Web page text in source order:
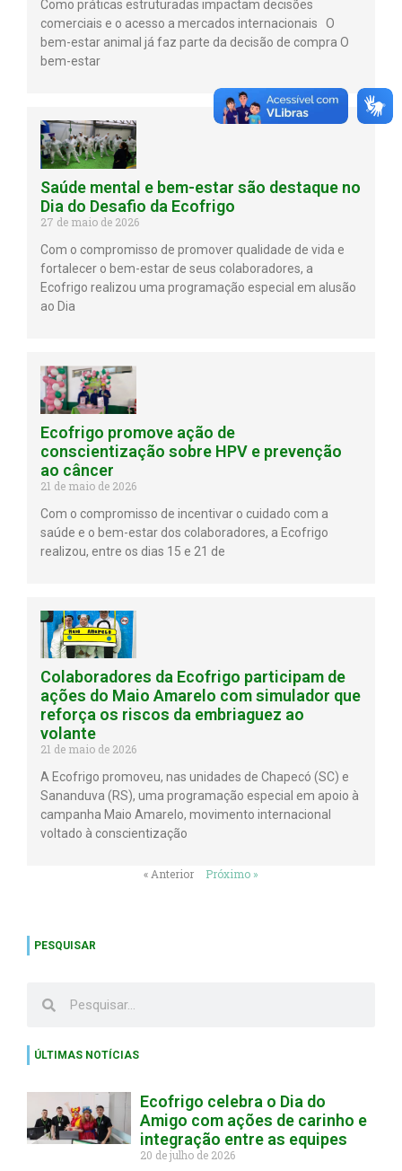
Como práticas estruturadas impactam decisões
comerciais e o acesso a mercados internacionais O
bem-estar animal já faz parte da decisão de compra O
bem-estar
Saúde mental e bem-estar são destaque no
Dia do Desafio da Ecofrigo
27 de maio de 2026
Com o compromisso de promover qualidade de vida e
fortalecer o bem-estar de seus colaboradores, a
Ecofrigo realizou uma programação especial em alusão
ao Dia
Ecofrigo promove ação de
conscientização sobre HPV e prevenção
ao câncer
21 de maio de 2026
Com o compromisso de incentivar o cuidado com a
saúde e o bem-estar dos colaboradores, a Ecofrigo
realizou, entre os dias 15 e 21 de
Colaboradores da Ecofrigo participam de
ações do Maio Amarelo com simulador que
reforça os riscos da embriaguez ao
volante
21 de maio de 2026
A Ecofrigo promoveu, nas unidades de Chapecó (SC) e
Sananduva (RS), uma programação especial em apoio à
campanha Maio Amarelo, movimento internacional
voltado à conscientização
« Anterior Próximo »
PESQUISAR
ÚLTIMAS NOTÍCIAS
Ecofrigo celebra o Dia do
Amigo com ações de carinho e
integração entre as equipes
20 de julho de 2026